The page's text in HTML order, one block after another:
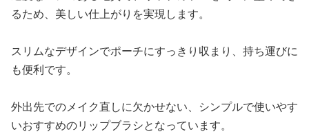
るため、美しい仕上がりを実現します。
スリムなデザインでポーチにすっきり収まり、持ち運びに
も便利です。
外出先でのメイク直しに欠かせない、シンプルで使いやす
いおすすめのリップブラシとなっています。